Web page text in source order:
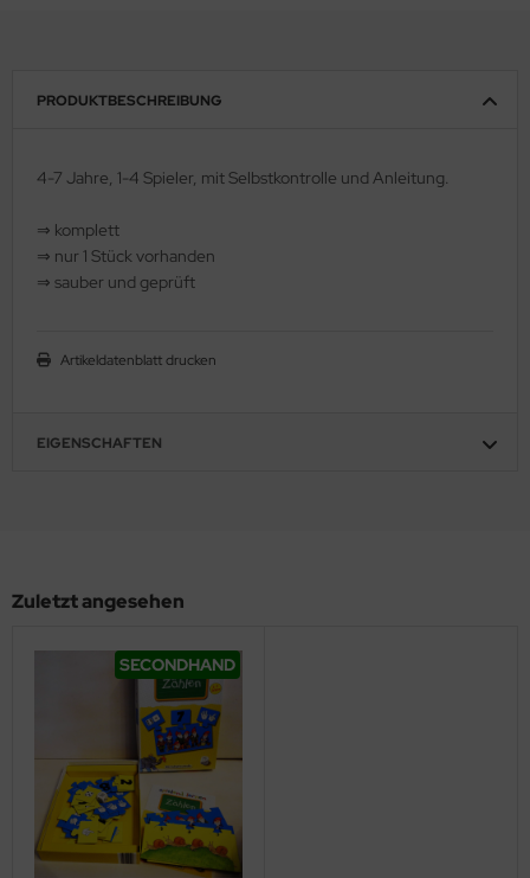
PRODUKTBESCHREIBUNG
4-7 Jahre, 1-4 Spieler, mit Selbstkontrolle und Anleitung.
⇒ komplett
⇒ nur 1 Stück vorhanden
⇒ sauber und geprüft
Artikeldatenblatt drucken
EIGENSCHAFTEN
Zuletzt angesehen
SECONDHAND